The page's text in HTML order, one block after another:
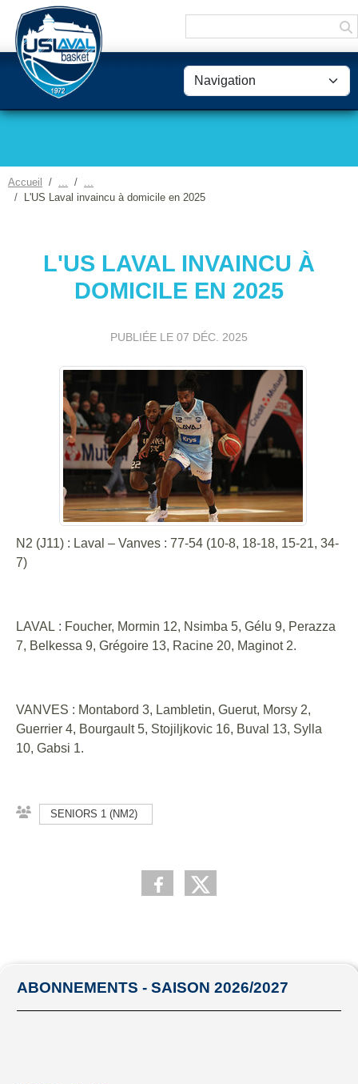
Accueil
L'US Laval invaincu à domicile en 2025
L'US LAVAL INVAINCU À
DOMICILE EN 2025
PUBLIÉE LE 07 DÉC. 2025
N2 (J11) : Laval – Vanves : 77-54 (10-8, 18-18, 15-21, 34-
7)
LAVAL : Foucher, Mormin 12, Nsimba 5, Gélu 9, Perazza
7, Belkessa 9, Grégoire 13, Racine 20, Maginot 2.
VANVES : Montabord 3, Lambletin, Guerut, Morsy 2,
Guerrier 4, Bourgault 5, Stojiljkovic 16, Buval 13, Sylla
10, Gabsi 1.
SENIORS 1 (NM2)
ABONNEMENTS - SAISON 2026/2027
Panneau de gestion des cookies